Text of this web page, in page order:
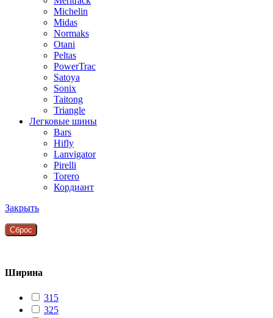
Michelin
Midas
Normaks
Otani
Peltas
PowerTrac
Satoya
Sonix
Taitong
Triangle
Легковые шины
Bars
Hifly
Lanvigator
Pirelli
Torero
Кордиант
Закрыть
Сброc
Ширина
315
325